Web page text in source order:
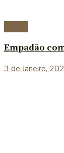
Empadão
3 de Janeiro,